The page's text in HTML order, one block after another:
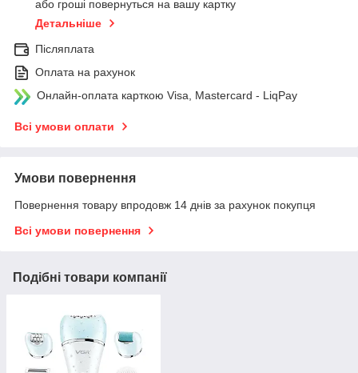
або гроші повернуться на вашу картку
Детальніше
Післяплата
Оплата на рахунок
Онлайн-оплата карткою Visa, Mastercard - LiqPay
Всі умови оплати
Умови повернення
Повернення товару впродовж 14 днів за рахунок покупця
Всі умови повернення
Подібні товари компанії